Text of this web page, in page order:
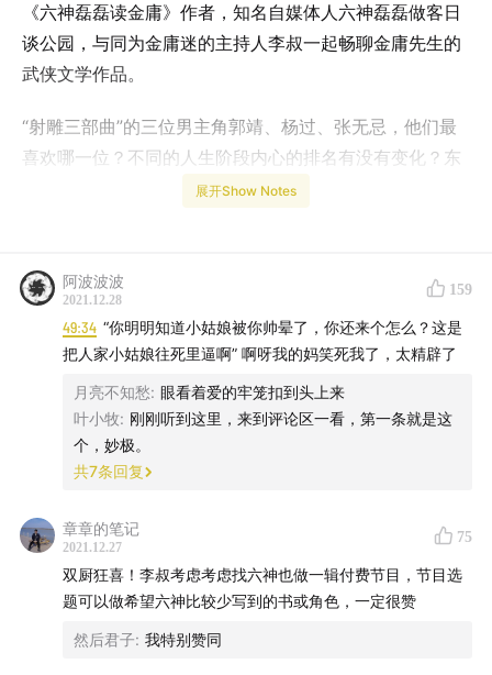
《六神磊磊读金庸》作者，知名自媒体人六神磊磊做客日
谈公园，与同为金庸迷的主持人李叔一起畅聊金庸先生的
武侠文学作品。
“射雕三部曲”的三位男主角郭靖、杨过、张无忌，他们最
喜欢哪一位？不同的人生阶段内心的排名有没有变化？东
邪黄药师是表现型人格还是行为艺术家？郭襄和张君宝这
时代还有影响吗？金庸曾经相信的侠客精神，是否已经绝
迹世间？江湖恩怨后的儿女情长，听六神磊磊为你娓娓道
展开Show Notes
阿波波波
2021.12.28
159
49:34 “你明明知道小姑娘被你帅晕了，你还来个怎么？这是
把人家小姑娘往死里逼啊” 啊呀我的妈笑死我了，太精辟了
月亮不知愁: 眼看着爱的牢笼扣到头上来
叶小牧: 刚刚听到这里，来到评论区一看，第一条就是这
个，妙极。
共7条回复
章章的笔记
2021.12.27
75
双厨狂喜！李叔考虑考虑找六神也做一辑付费节目，节目选
题可以做希望六神比较少写到的书或角色，一定很赞
然后君子: 我特别赞同